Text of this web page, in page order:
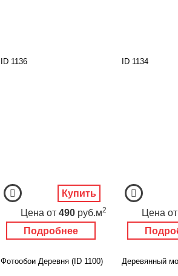
ID 1136
Подробнее
Цена от 490 руб.м2
Купить
ID 1134
Цена от
Фотообои Деревня (ID 1100) Деревянный